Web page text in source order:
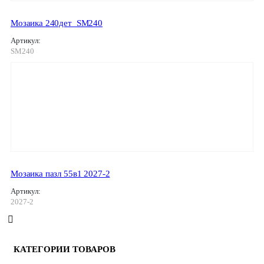
Мозаика 240дет_SM240
Артикул:
SM240
Мозаика пазл 55в1 2027-2
Артикул:
2027-2
КАТЕГОРИИ ТОВАРОВ